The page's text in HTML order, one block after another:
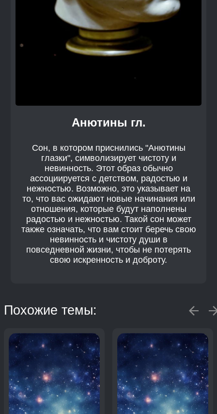
Анютины гл.
Сон, в котором приснились "Анютины
глазки", символизирует чистоту и
невинность. Этот образ обычно
ассоциируется с детством, радостью и
нежностью. Возможно, это указывает на
то, что вас ожидают новые начинания или
отношения, которые будут наполнены
радостью и нежностью. Такой сон может
также означать, что вам стоит беречь свою
невинность и чистоту души в
повседневной жизни, чтобы не потерять
свою искренность и доброту.
Похожие темы: